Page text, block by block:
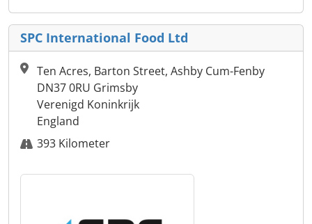
SPC International Food Ltd
Ten Acres, Barton Street, Ashby Cum-Fenby
DN37 0RU Grimsby
Verenigd Koninkrijk
England
393 Kilometer